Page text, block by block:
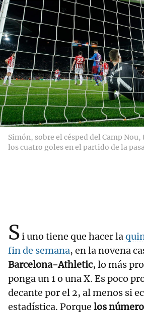
Simón, sobre el césped del Camp
los cuatro goles en el partido de la
Si uno tiene que hacer la
fin de semana, en la novena
Barcelona-Athletic, lo más
ponga un 1 o una X. Es poco
decante por el 2, al menos si
estadística. Porque los